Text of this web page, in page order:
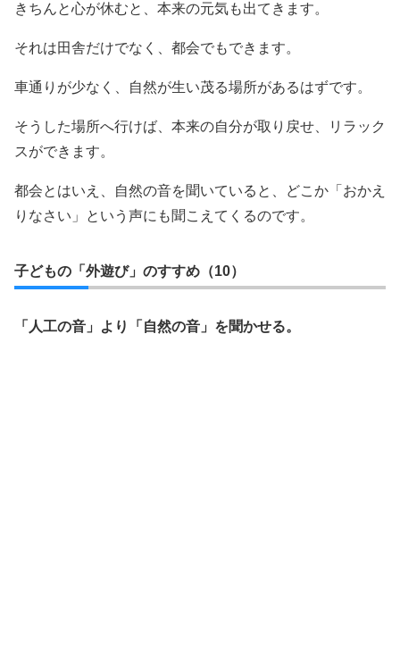
きちんと心が休むと、本来の元気も出てきます。
それは田舎だけでなく、都会でもできます。
車通りが少なく、自然が生い茂る場所があるはずです。
そうした場所へ行けば、本来の自分が取り戻せ、リラック
スができます。
都会とはいえ、自然の音を聞いていると、どこか「おかえ
りなさい」という声にも聞こえてくるのです。
子どもの「外遊び」のすすめ（10）
「人工の音」より「自然の音」を聞かせる。